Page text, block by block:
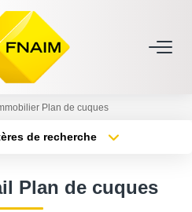
Plan de cuques
de recherche
Plan de cuques